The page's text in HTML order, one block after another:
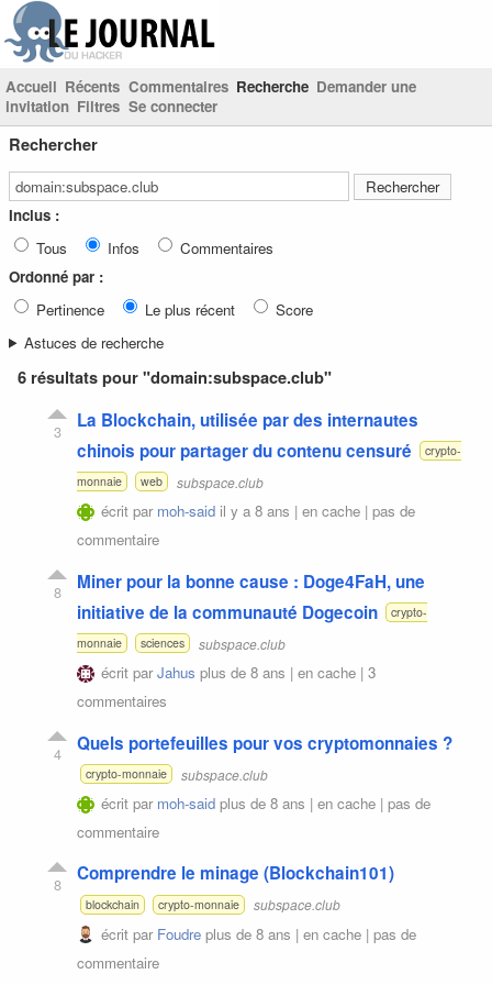
Accueil Récents Commentaires Recherche Demander une
invitation Filtres Se connecter
Rechercher
Inclus :
Tous
Infos
Commentaires
Ordonné par :
Pertinence
Le plus récent
Score
Astuces de recherche
6 résultats pour "domain:subspace.club"
3
La Blockchain, utilisée par des internautes
chinois pour partager du contenu censuré
crypto-
monnaie
web subspace.club
écrit par moh-said il y a 8 ans | en cache | pas de
commentaire
8
Miner pour la bonne cause : Doge4FaH, une
initiative de la communauté Dogecoin
crypto-
monnaie
sciences subspace.club
écrit parJahus plus de 8 ans | en cache | 3
commentaires
4 Quels portefeuilles pour vos cryptomonnaies ?
crypto-monnaie subspace.club
écrit par moh-said plus de 8 ans | en cache | pas de
commentaire
8 Comprendre le minage (Blockchain101)
blockchain crypto-monnaie subspace.club
écrit par Foudre plus de 8 ans | en cache | pas de
commentaire